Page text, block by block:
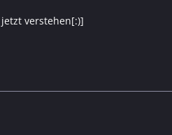
verstehen[:)]